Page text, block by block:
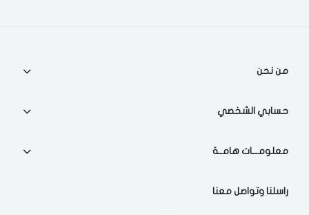
من نحن
حسابي الشخصي
معلومـــات هامــة
راسلنا وتواصل معنا